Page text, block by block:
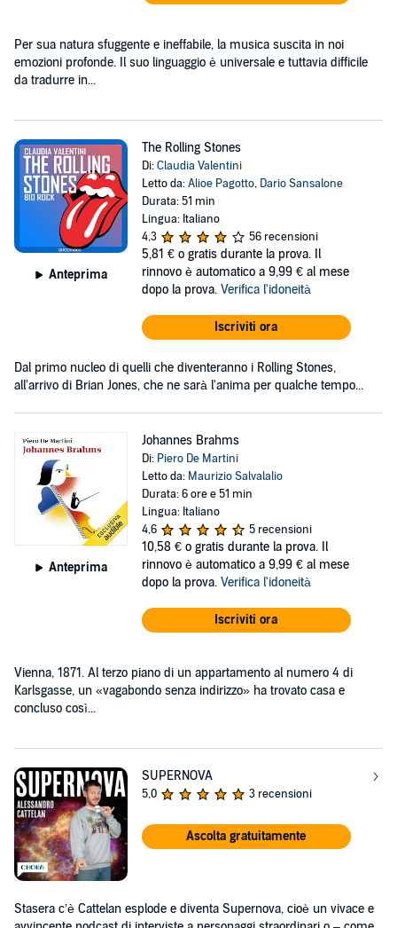
Per sua natura sfuggente e ineffabile, la musica suscita in noi
emozioni profonde. Il suo linguaggio è universale e tuttavia difficile
da tradurre in...
Anteprima
The Rolling Stones
Di:Claudia Valentini
Letto da:Alioe Pagotto, Dario Sansalone
Durata: 51 min
Lingua: Italiano
4,3
56 recensioni
5,81 € o gratis durante la prova. Il
rinnovo è automatico a 9,99 € al mese
dopo la prova. Verifica l'idoneità
Iscriviti ora
Dal primo nucleo di quelli che diventeranno i Rolling Stones,
all'arrivo di Brian Jones, che ne sarà l'anima per qualche tempo...
Anteprima
Johannes Brahms
Di: Piero De Martini
Letto da: Maurizio Salvalalio
Durata: 6 ore e 51 min
Lingua: Italiano
4,6
5 recensioni
10,58 € o gratis durante la prova. Il
rinnovo è automatico a 9,99 € al mese
dopo la prova. Verifica l'idoneità
Iscriviti ora
Vienna, 1871. Al terzo piano di un appartamento al numero 4 di
Karlsgasse, un «vagabondo senza indirizzo» ha trovato casa e
concluso così...
SUPERNOVA
5,0 3 recensioni
Ascolta gratuitamente
Stasera c’è Cattelan esplode e diventa Supernova, cioè un vivace e